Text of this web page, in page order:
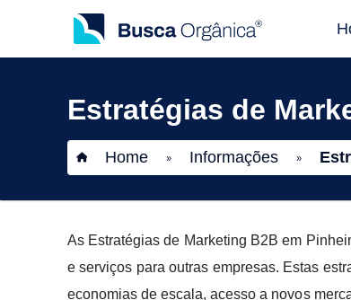
Estratégias de
Home » Informações »
As Estratégias de Marketing B2B em
e serviços para outras empresas. Estas
economias de escala, acesso a novos